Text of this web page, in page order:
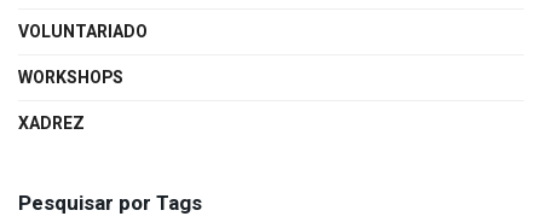
VOLUNTARIADO
WORKSHOPS
XADREZ
Pesquisar por Tags